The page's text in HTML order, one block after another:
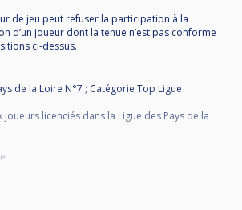
de jeu peut refuser la participation à la
d’un joueur dont la tenue n’est pas conforme
ci-dessus.
de la Loire N°7 ; Catégorie Top Ligue
licenciés dans la Ligue des Pays de la